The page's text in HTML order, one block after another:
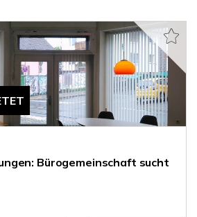
Bürogemeinschaft sucht